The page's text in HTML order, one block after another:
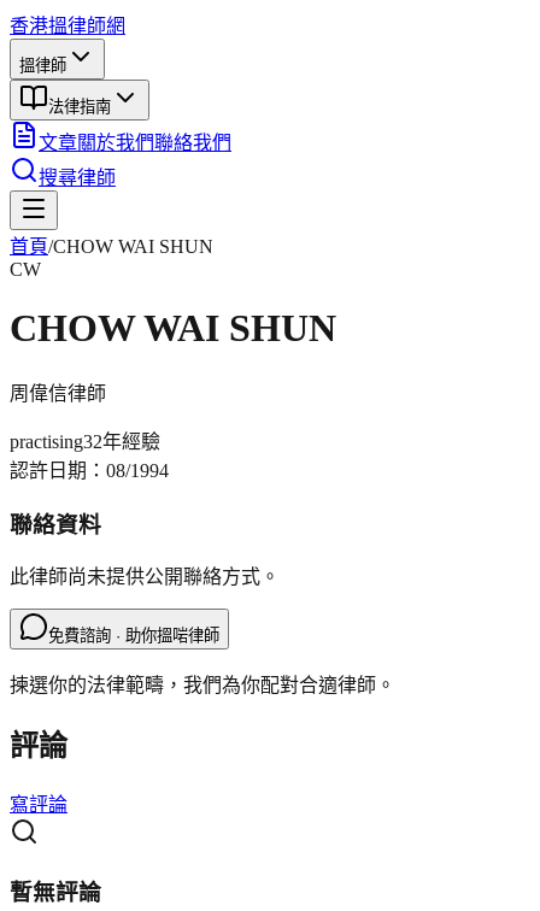
香港搵律師網
搵律師
法律指南
文章關於我們聯絡我們
搜尋律師
首頁/CHOW WAI SHUN
CW
CHOW WAI SHUN
周偉信律師
practising32年經驗
認許日期： 08/1994
聯絡資料
此律師尚未提供公開聯絡方式。
免費諮詢 · 助你搵啱律師
揀選你的法律範疇，我們為你配對合適律師。
評論
寫評論
暫無評論